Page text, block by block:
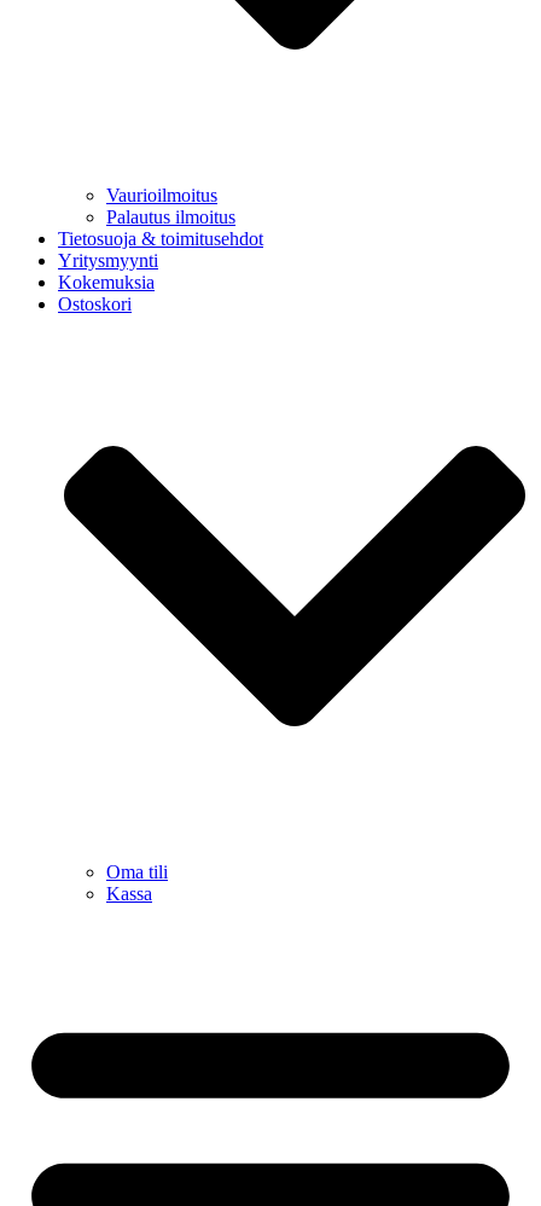
Vaurioilmoitus
Palautus ilmoitus
Tietosuoja & toimitusehdot
Yritysmyynti
Kokemuksia
Ostoskori
Oma tili
Kassa